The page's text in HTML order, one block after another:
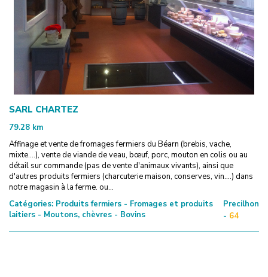
SARL CHARTEZ
79.28 km
Affinage et vente de fromages fermiers du Béarn (brebis, vache,
mixte....), vente de viande de veau, bœuf, porc, mouton en colis ou au
détail sur commande (pas de vente d'animaux vivants), ainsi que
d'autres produits fermiers (charcuterie maison, conserves, vin....) dans
notre magasin à la ferme. ou...
Catégories: Produits fermiers - Fromages et produits
laitiers - Moutons, chèvres - Bovins
Precilhon
- 64